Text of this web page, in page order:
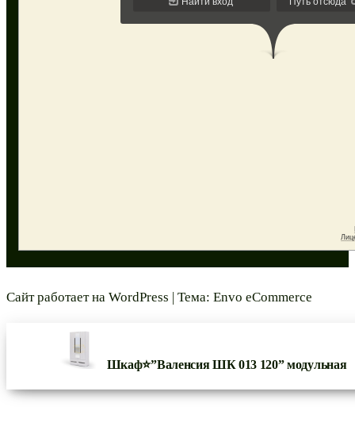
Сайт работает на WordPress | Тема: Envo eCommerce
Шкаф⭐”Валенсия ШК 013 120” модульная